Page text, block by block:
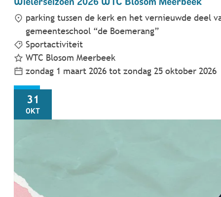
parking tussen de kerk en het vernieuwde deel
gemeenteschool “de Boemerang”
Sportactiviteit
WTC Blosom Meerbeek
zondag 1 maart 2026 tot zondag 25 oktober 2026
ZA31
OKT